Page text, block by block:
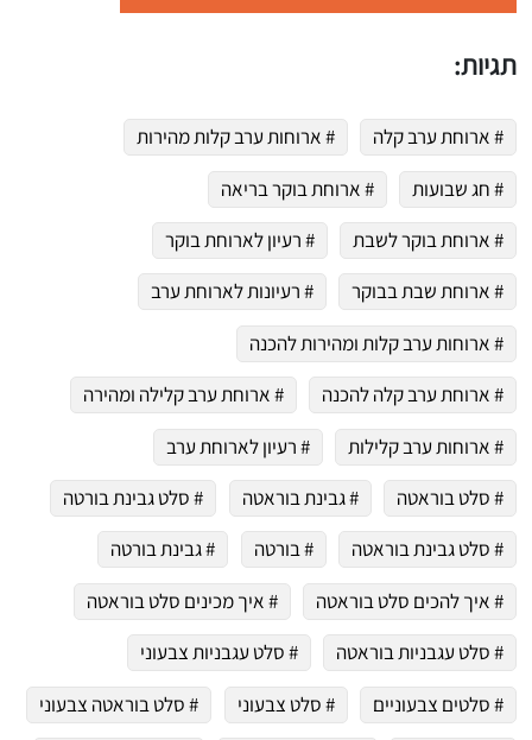
תגיות:
# ארוחת ערב קלה
# ארוחות ערב קלות מהירות
# חג שבועות
# ארוחת בוקר בריאה
# ארוחת בוקר לשבת
# רעיון לארוחת בוקר
# ארוחת שבת בבוקר
# רעיונות לארוחת ערב
# ארוחות ערב קלות ומהירות להכנה
# ארוחת ערב קלה להכנה
# ארוחת ערב קלילה ומהירה
# ארוחות ערב קלילות
# רעיון לארוחת ערב
# סלט בוראטה
# גבינת בוראטה
# סלט גבינת בורטה
# סלט גבינת בוראטה
# בורטה
# גבינת בורטה
# איך להכים סלט בוראטה
# איך מכינים סלט בוראטה
# סלט עגבניות בוראטה
# סלט עגבניות צבעוני
# סלטים צבעוניים
# סלט צבעוני # סלט בוראטה צבעוני